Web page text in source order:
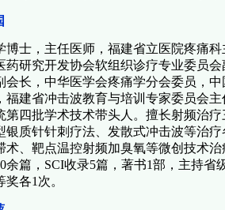
博士，主任医师，福建省立医院疼痛
药研究开发协会软组织诊疗专业委员
会长，中华医学会疼痛学分会委员，
福建省冲击波教育与培训专家委员会
第四批学术技术带头人。擅长射频治
银质针针刺疗法、发散式冲击波等治
术、靶点温控射频加臭氧等微创技术
余篇， SCI收录5篇，著书1部，主持省
奖各1 次。